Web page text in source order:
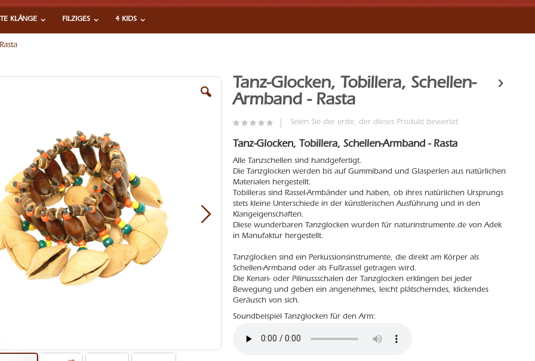
KLÄNGE FILZIGES 4 KIDS
Tanz-Glocken, Tobillera, Schellen-
Armband - Rasta
Seien Sie der erste, der dieses Produkt bewertet
Tanz-Glocken, Tobillera, Schellen-Armband - Rasta
Alle Tanzschellen sind handgefertigt.
Die Tanzglocken werden bis auf Gummiband und Glasperlen aus natürlichen
Materialen hergestellt.
Tobilleras sind Rassel-Armbänder und haben, ob ihres natürlichen Ursprungs
stets kleine Unterschiede in der künstlerischen Ausführung und in den
Klangeigenschaften.
Diese wunderbaren Tanzglocken wurden für naturinstrumente.de von Adek
in Manufaktur hergestellt.
Tanzglocken sind ein Perkussionsinstrumente, die direkt am Körper als
Schellen-Armband oder als Fußrassel getragen wird.
Die Kenari- oder Pilinussschalen der Tanzglocken erklingen bei jeder
Bewegung und geben ein angenehmes, leicht plätscherndes, klickendes
Geräusch von sich.
Soundbeispiel Tanzglocken für den Arm: